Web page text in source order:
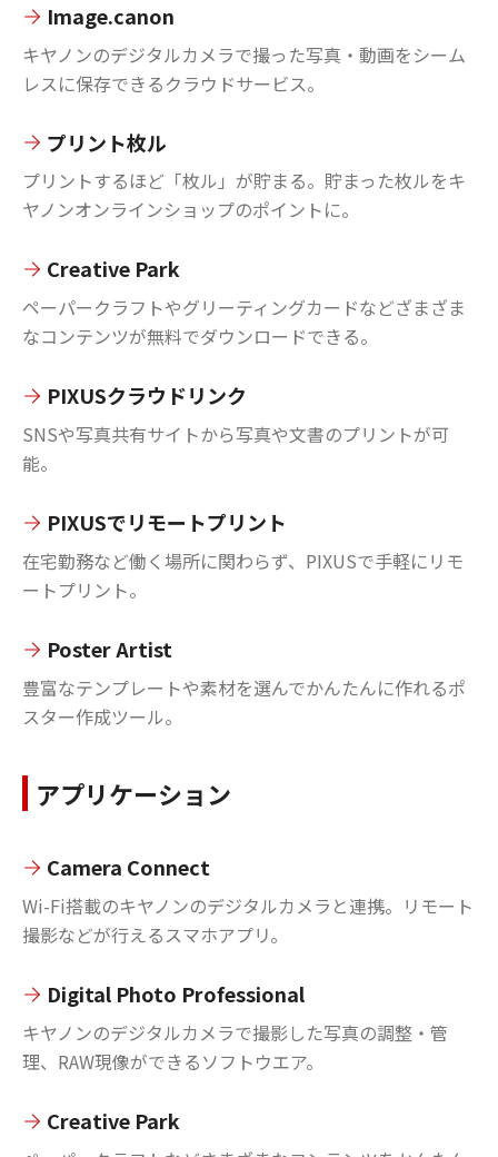
Image.canon
キヤノンのデジタルカメラで撮った写真・動画をシーム
レスに保存できるクラウドサービス。
プリント枚ル
プリントするほど「枚ル」が貯まる。貯まった枚ルをキ
ヤノンオンラインショップのポイントに。
Creative Park
ペーパークラフトやグリーティングカードなどざまざま
なコンテンツが無料でダウンロードできる。
PIXUSクラウドリンク
SNSや写真共有サイトから写真や文書のプリントが可
能。
PIXUSでリモートプリント
在宅勤務など働く場所に関わらず、PIXUSで手軽にリモ
ートプリント。
Poster Artist
豊富なテンプレートや素材を選んでかんたんに作れるポ
スター作成ツール。
アプリケーション
Camera Connect
Wi-Fi搭載のキヤノンのデジタルカメラと連携。リモート
撮影などが行えるスマホアプリ。
Digital Photo Professional
キヤノンのデジタルカメラで撮影した写真の調整・管
理、RAW現像ができるソフトウエア。
Creative Park